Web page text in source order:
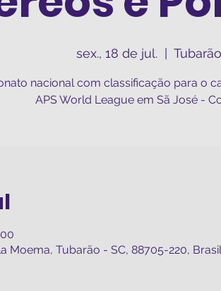
sex., 18 de jul.
  |
Tubarão
nacional com classificação para o
APS World League em Sã José -
Moema, Tubarão - SC, 88705-220, Brasil